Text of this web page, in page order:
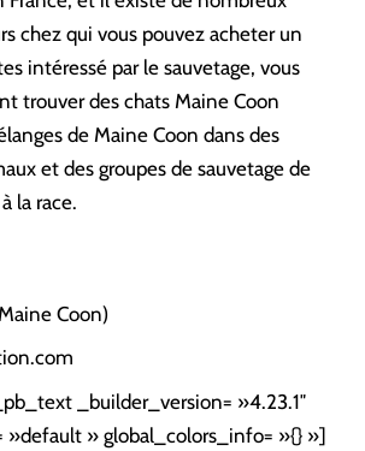
chez qui vous pouvez acheter un
intéressé par le sauvetage, vous
trouver des chats Maine Coon
de Maine Coon dans des
et des groupes de sauvetage de
la race.
Coon)
_builder_version= »4.23.1″
»default » global_colors_info= »{} »]